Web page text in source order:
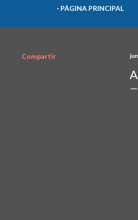
PÁGINA PRINCIPAL
Compartir